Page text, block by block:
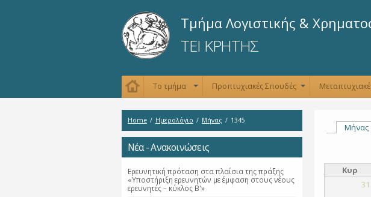
Τμήμα Λογιστικής &
ΤΕΙ ΚΡΗΤΗΣ
Το τμήμα Προπτυχιακές Σπουδές
Home / Ημερολόγιο / Μήνας / 1345
Νέα - Ανακοινώσεις
Ερευνητική πρόταση στα πλαίσια της πράξης
«Υποστήριξη ερευνητών με έμφαση στους νέους
ερευνητές – κύκλος Β'»
Μήνας
Κυρ
31